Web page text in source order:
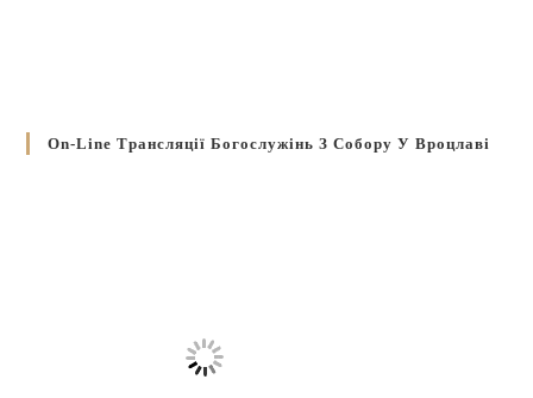
On-Line Трансляції Богослужінь З Собору У Вроцлаві